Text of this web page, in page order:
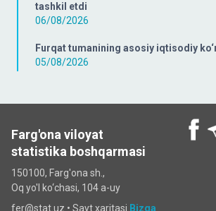
tashkil etdi
06/08/2026
Furqat tumanining asosiy iqtisodiy
05/08/2026
Farg'ona viloyat
statistika boshqarmasi
150100, Farg'ona sh.,
Oq yo'l ko‘chаsi, 104 a-uy
fer@stat.uz • Sayt xaritasi Bizga